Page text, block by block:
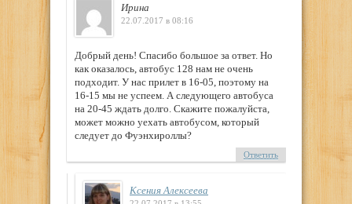
Ирина
22.07.2017 в 08:16
Добрый день! Спасибо большое за ответ. Но
как оказалось, автобус 128 нам не очень
подходит. У нас прилет в 16-05, поэтому на
16-15 мы не успеем. А следующего автобуса
на 20-45 ждать долго. Скажите пожалуйста,
может можно уехать автобусом, который
следует до Фуэнхироллы?
Ответить
Ксения Алексеева